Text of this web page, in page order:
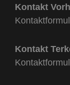
Kontakt
Kontakt